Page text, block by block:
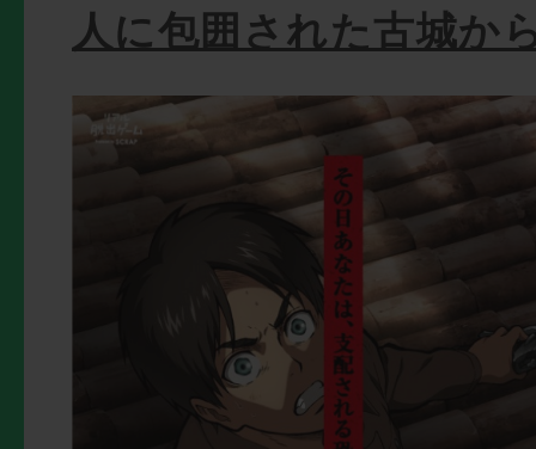
人に包囲された古城か